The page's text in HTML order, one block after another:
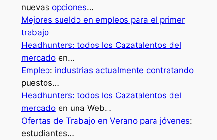
nuevas opciones…
Mejores sueldo en empleos para el primer
trabajo
Headhunters: todos los Cazatalentos del
mercadoen…
Empleo: industrias actualmente contratando
puestos…
Headhunters: todos los Cazatalentos del
mercadoen una Web…
Ofertas de Trabajo en Verano para jóvenes:
estudiantes…